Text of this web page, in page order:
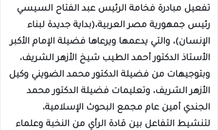
تفعيل مبادرة فخامة الرئيس عبد الفتاح السيسي
رئيس جمهورية مصر العربية،(بداية جديدة لبناء
الإنسان)، والتي يدعمها ويرعاها فضيلة الإمام الأكبر
الأستاذ الدكتور أحمد الطيب شيخ الأزهر الشريف،
وبتوجيهات من فضيلة الدكتور محمد الضويني وكيل
الأزهر الشريف، وتعليمات فضيلة الدكتور محمد
الجندي أمين عام مجمع البحوث الإسلامية،
لتنشيط التفاعل بين قادة الرأي من النخبة وعلماء